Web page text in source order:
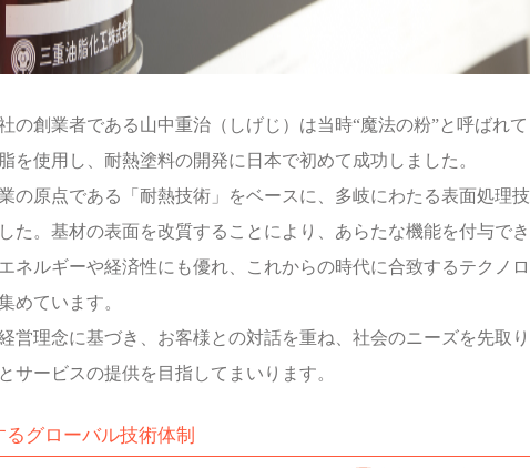
の創業者である山中重治（しげじ）は当時“魔法の粉”と呼ばれて
を使用し、耐熱塗料の開発に日本で初めて成功しました。
の原点である「耐熱技術」をベースに、多岐にわたる表面処理技
た。基材の表面を改質することにより、あらたな機能を付与でき
ネルギーや経済性にも優れ、これからの時代に合致するテクノロ
めています。
営理念に基づき、お客様との対話を重ね、社会のニーズを先取り
サービスの提供を目指してまいります。
グローバル技術体制